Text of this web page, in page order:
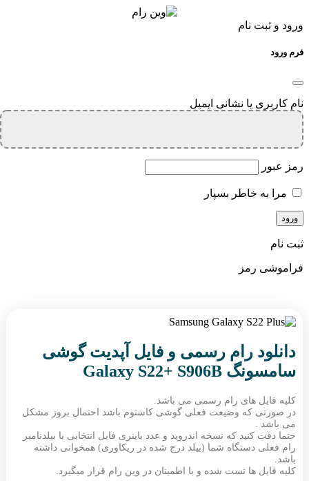
ورود و ثبت نام
فرم ورود
نام کاربری یا نشانی ایمیل
رمز عبور
مرا به خاطر بسپار
ثبت نام
فراموشی رمز
دانلود رام رسمی و فایل آپدیت گوشی
سامسونگ Galaxy S22+ S906B
کلیه فایل های رام رسمی می باشد.
در صورتی که وضیعت فعلی گوشی کاستوم باشد احتمال بروز مشکل
می باشد .
حتما دقت کنید که نسخه اندروید و عدد باینری فایل انتخابی با بیلدنامبر
رام فعلی دستگاه شما (بیلد درج شده در ریکاوری) همخوانی داشته
باشد.
کلیه فایل ها تست شده و با اطمینان در وین رام قرار میگیرد.